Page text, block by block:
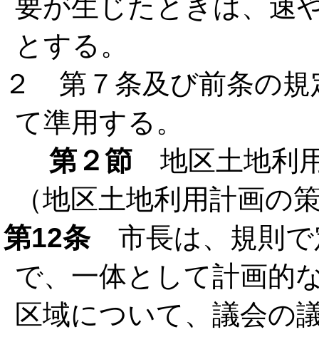
要が生じたときは、速
とする。
２ 第７条及び前条の規
て準用する。
第２節 地区土地利
（地区土地利用計画の
第12条市長は、規則で
で、一体として計画的
区域について、議会の